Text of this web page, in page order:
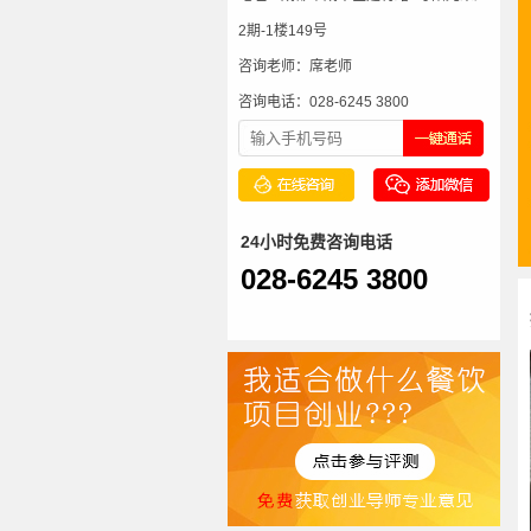
2期-1楼149号
咨询老师：席老师
咨询电话：028-6245 3800
24小时免费咨询电话
028-6245 3800